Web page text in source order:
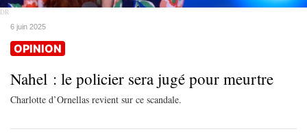
DR
6 juin 2025
OPINION
Nahel : le policier sera jugé pour meurtre
Charlotte d’Ornellas revient sur ce scandale.